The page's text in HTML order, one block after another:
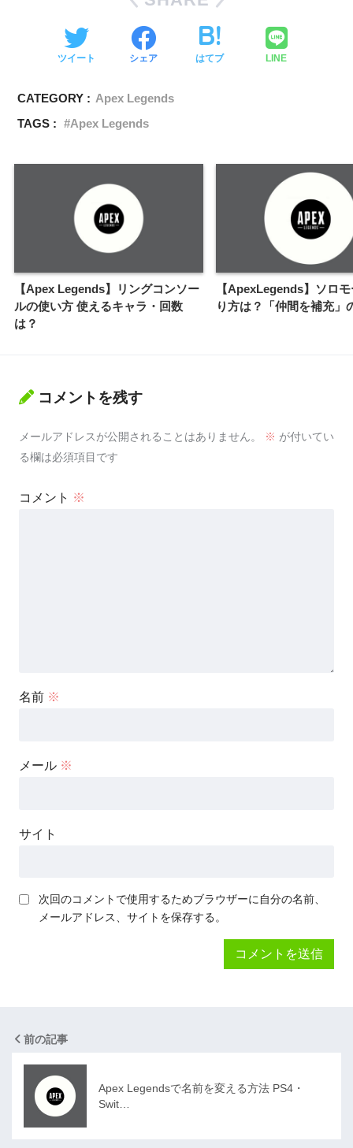
ツイート シェア はてブ LINE
CATEGORY : Apex Legends
TAGS :
Apex Legends
【Apex Legends】リングコンソー
ルの使い方 使えるキャラ・回数
は？
【ApexLegends】ソロ
り方は？「仲間を補充」
コメントを残す
メールアドレスが公開されることはありません。 ※ が付いてい
る欄は必須項目です
コメント ※
名前 ※
メール ※
サイト
次回のコメントで使用するためブラウザーに自分の名前、
メールアドレス、サイトを保存する。
前の記事
Apex Legendsで名前を変える方法 PS4・
Swit…